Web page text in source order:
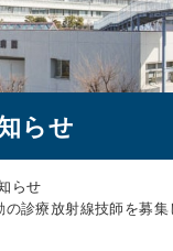
らせ
らせ
の診療放射線技師を募集